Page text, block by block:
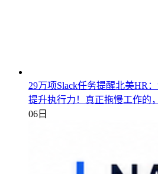
29万项Slack任务提醒北美HR：
提升执行力！真正拖慢工作的
06日